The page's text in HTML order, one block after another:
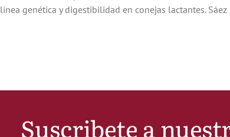
línea genética y digestibilidad en conejas lactantes. Sáez
Suscribete a